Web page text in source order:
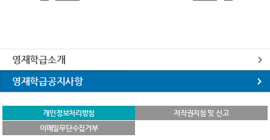
영재학급소개
영재학급공지사항
개인정보처리방침
저작권지침 및 신고
이메일무단수집거부